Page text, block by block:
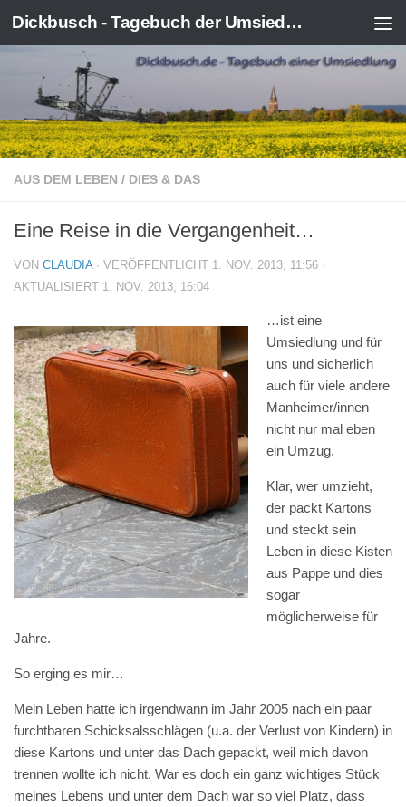
Zum Inhalt springen Dickbusch - Tagebuch der Umsiedlung von Kerpen-Manheim
AUS DEM LEBEN / DIES & DAS
Eine Reise in die Vergangenheit…
VON CLAUDIA · VERÖFFENTLICHT 1. NOV. 2013, 11:56 ·
AKTUALISIERT 1. NOV. 2013, 16:04
…ist eine
Umsiedlung und für
uns und sicherlich
auch für viele andere
Manheimer/innen
nicht nur mal eben
ein Umzug.
Klar, wer umzieht,
der packt Kartons
und steckt sein
Leben in diese Kisten
aus Pappe und dies
sogar
möglicherweise für
Jahre.
So erging es mir…
Mein Leben hatte ich irgendwann im Jahr 2005 nach ein paar
furchtbaren Schicksalsschlägen (u.a. der Verlust von Kindern) in
diese Kartons und unter das Dach gepackt, weil mich davon
trennen wollte ich nicht. War es doch ein ganz wichtiges Stück
meines Lebens und unter dem Dach war so viel Platz, dass